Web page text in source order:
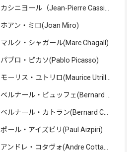
カシニヨール（Jean-Pierre Cassigneul）
ホアン・ミロ(Joan Miro)
マルク・シャガール(Marc Chagall)
パブロ・ピカソ(Pablo Picasso)
モーリス・ユトリロ(Maurice Utrillo)
ベルナール・ビュッフェ(Bernard Buffet)
ベルナール・カトラン(Bernard Cathelin)
ポール・アイズピリ(Paul Aizpiri)
アンドレ・コタヴォ(Andre Cottavoz)